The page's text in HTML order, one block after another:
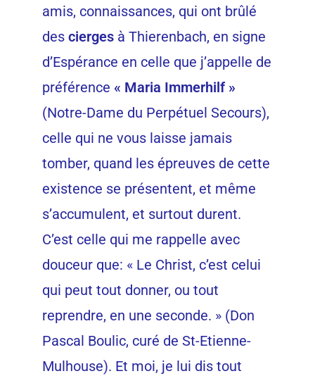
amis, connaissances, qui ont brûlé
des cierges à Thierenbach, en signe
d’Espérance en celle que j’appelle de
préférence « Maria Immerhilf »
(Notre-Dame du Perpétuel Secours),
celle qui ne vous laisse jamais
tomber, quand les épreuves de cette
existence se présentent, et même
s’accumulent, et surtout durent.
C’est celle qui me rappelle avec
douceur que: « Le Christ, c’est celui
qui peut tout donner, ou tout
reprendre, en une seconde. » (Don
Pascal Boulic, curé de St-Etienne-
Mulhouse). Et moi, je lui dis tout